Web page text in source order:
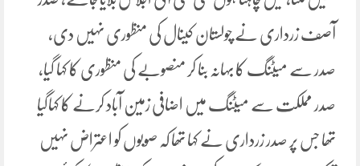
آصف زرداری نے چولستان کینال کی منظوری نہیں دی،
صدر سے میٹنگ کا بہانہ بنا کر منصوبے کی منظوری کا کہا گیا،
صدر مملکت سے میٹنگ میں اضافی زمین آباد کرنے کا کہاگیا
تھا جس پر صدر زرداری نے کہا تھا کہ صوبوں کو اعتراض نہیں